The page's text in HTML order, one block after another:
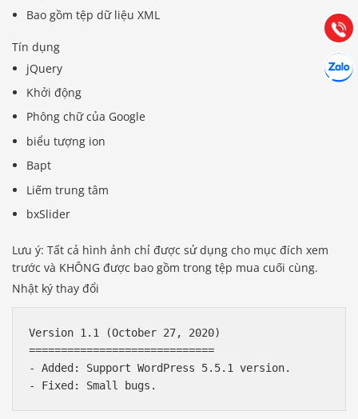
Bao gồm tệp dữ liệu XML
Tín dụng
jQuery
Khởi động
Phông chữ của Google
biểu tượng ion
Bapt
Liếm trung tâm
bxSlider
Lưu ý: Tất cả hình ảnh chỉ được sử dụng cho mục đích xem
trước và KHÔNG được bao gồm trong tệp mua cuối cùng.
Nhật ký thay đổi
Version 1.1 (October 27, 2020)
=============================
- Added: Support WordPress 5.5.1 version.
Gọi
(028) 22.166.144
Chát